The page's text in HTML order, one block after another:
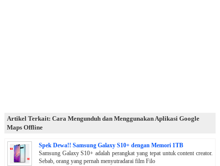
Artikel Terkait: Cara Mengunduh dan Menggunakan Aplikasi Google
Maps Offline
Spek Dewa!! Samsung Galaxy S10+ dengan Memori 1TB
Samsung Galaxy S10+ adalah perangkat yang tepat untuk content creator.
Sebab, orang yang pernah menyutradarai film Filo